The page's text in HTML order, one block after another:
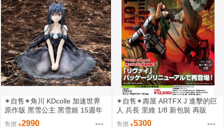
✶自售✶角川 KDcolle 加速世界
原作版 黑雪公主 黑雪姬 15週年
紀念 結婚禮服 15周年
售價 2990
✶自售✶壽屋 ARTFX J 進擊的巨
人 兵長 里維 1/8 新包裝 再販
售價 5300